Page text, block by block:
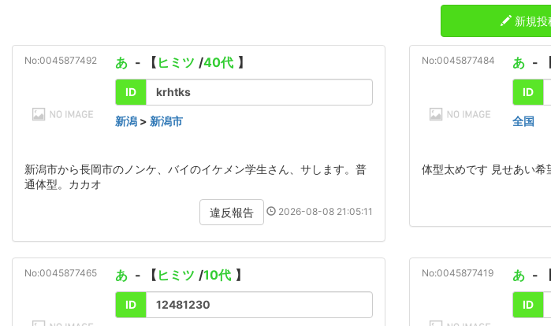
新規投
No:0045877492 あ - 【 ヒミツ /40代 】
ID krhtks
新潟 > 新潟市
新潟市から長岡市のノンケ、バイのイケメン学生さん、サします。普
通体型。カカオ
違反報告 2026-08-08 21:05:11
No:0045877484 あ -
ID
全国
体型太めです 見せあい希
No:0045877465 あ - 【 ヒミツ /10代 】
ID 12481230
No:0045877419 あ -
ID